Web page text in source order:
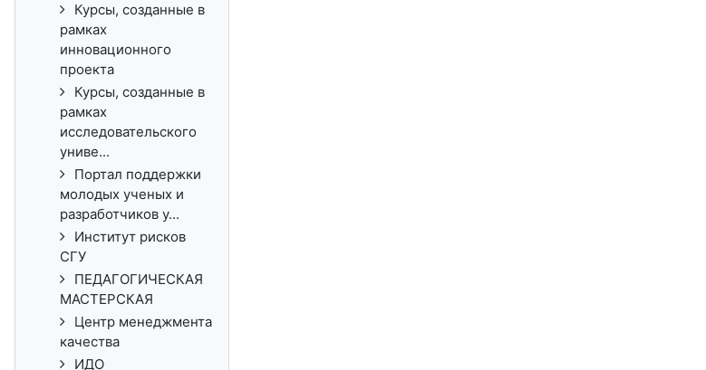
Курсы, созданные в
рамках
инновационного
проекта
Курсы, созданные в
рамках
исследовательского
униве...
Портал поддержки
молодых ученых и
разработчиков у...
Институт рисков
СГУ
ПЕДАГОГИЧЕСКАЯ
МАСТЕРСКАЯ
Центр менеджмента
качества
ИДО